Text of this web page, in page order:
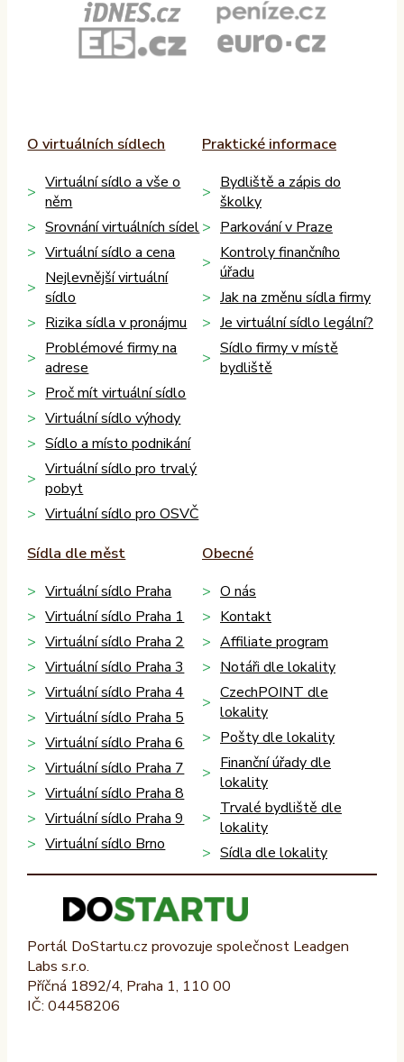
O virtuálních sídlech
Virtuální sídlo a vše o
něm
Srovnání virtuálních sídel
Virtuální sídlo a cena
Nejlevnější virtuální
sídlo
Rizika sídla v pronájmu
Problémové firmy na
adrese
Proč mít virtuální sídlo
Virtuální sídlo výhody
Sídlo a místo podnikání
Virtuální sídlo pro trvalý
pobyt
Virtuální sídlo pro OSVČ
Praktické informace
Bydliště a zápis do
školky
Parkování v Praze
Kontroly finančního
úřadu
Jak na změnu sídla firmy
Je virtuální sídlo legální?
Sídlo firmy v místě
bydliště
Sídla dle měst
Virtuální sídlo Praha
Virtuální sídlo Praha 1
Virtuální sídlo Praha 2
Virtuální sídlo Praha 3
Virtuální sídlo Praha 4
Virtuální sídlo Praha 5
Virtuální sídlo Praha 6
Virtuální sídlo Praha 7
Virtuální sídlo Praha 8
Virtuální sídlo Praha 9
Virtuální sídlo Brno
Obecné
O nás
Kontakt
Affiliate program
Notáři dle lokality
CzechPOINT dle
lokality
Pošty dle lokality
Finanční úřady dle
lokality
Trvalé bydliště dle
lokality
Sídla dle lokality
Portál DoStartu.cz provozuje společnost Leadgen
Labs s.r.o.
Příčná 1892/4, Praha 1, 110 00
IČ: 04458206